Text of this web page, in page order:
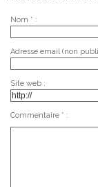
Nom * :
Adresse email (non
Site web :
Commentaire * :